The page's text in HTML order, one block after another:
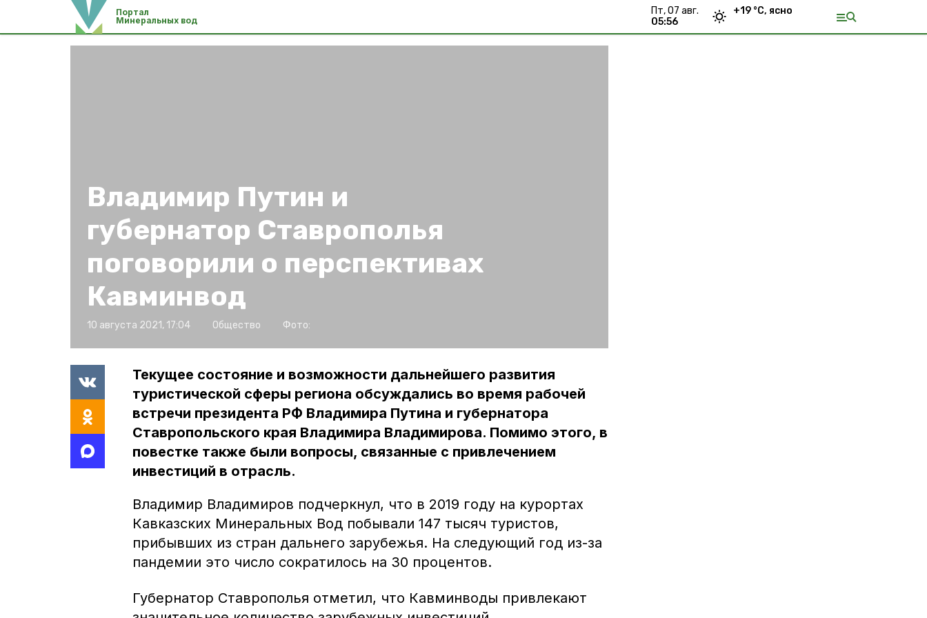
Портал
Минеральных вод
пт, 07 авг.
05:56
+19 °С, ясно
Владимир Путин и
губернатор Ставрополья
поговорили о перспективах
Кавминвод
10 августа 2021, 17:04 Общество Фото:
Текущее состояние и возможности дальнейшего развития
туристической сферы региона обсуждались во время рабочей
встречи президента РФ Владимира Путина и губернатора
Ставропольского края Владимира Владимирова. Помимо этого, в
повестке также были вопросы, связанные с привлечением
инвестиций в отрасль.
Владимир Владимиров подчеркнул, что в 2019 году на курортах
Кавказских Минеральных Вод побывали 147 тысяч туристов,
прибывших из стран дальнего зарубежья. На следующий год из-за
пандемии это число сократилось на 30 процентов.
Губернатор Ставрополья отметил, что Кавминводы привлекают